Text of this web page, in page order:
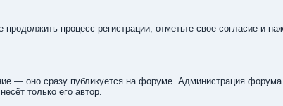
процесс регистрации, отметьте свое согласие и
— оно сразу публикуется на форуме. Администрация
только его автор.